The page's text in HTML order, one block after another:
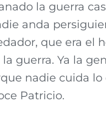
la guerra
anda
que era el
guerra. Ya la
nadie cuida lo
Patricio.